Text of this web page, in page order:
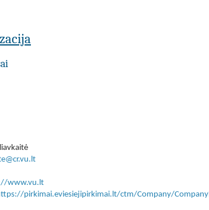
www.vu.lt
pirkimai.eviesiejipirkimai.lt/ctm/Company/